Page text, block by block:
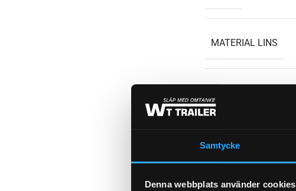
Samtycke
Denna webbplats använder cookies
MATERIAL LINS
FÄRGTEMPERATUR